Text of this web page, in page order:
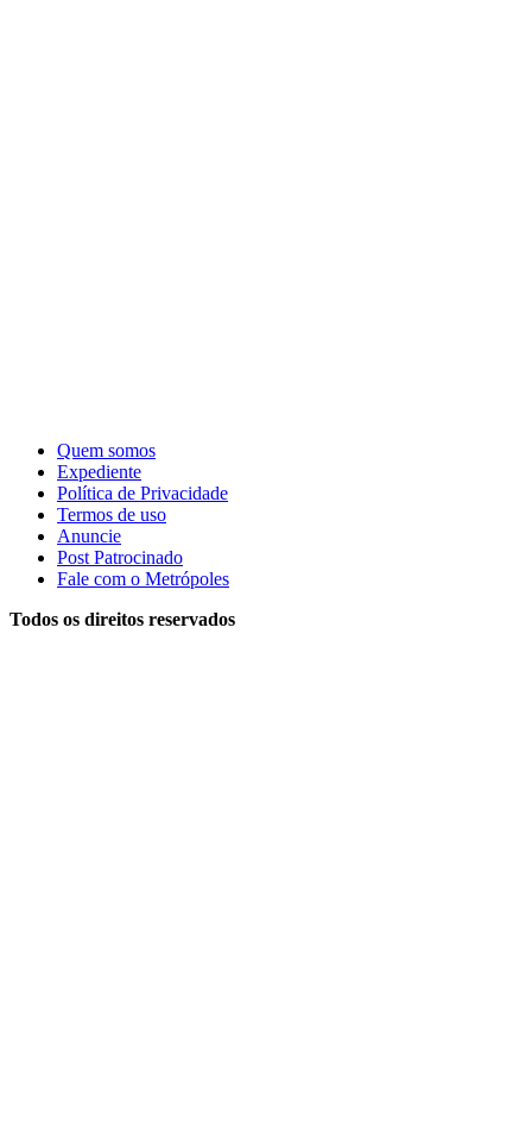
Quem somos
Expediente
Política de Privacidade
Termos de uso
Anuncie
Post Patrocinado
Fale com o Metrópoles
Todos os direitos reservados